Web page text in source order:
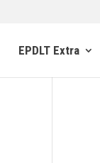
EPDLT Extra